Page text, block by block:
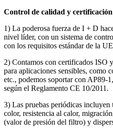
Control de calidad y certificación
1) La poderosa fuerza de I + D
nivel líder, con un sistema de
con los requisitos estándar de la
2) Contamos con certificados ISO
para aplicaciones sensibles, como
etc., podemos soportar con
según el Reglamento CE 10/2011.
3) Las pruebas periódicas
color, resistencia al calor,
(valor de presión del filtro) y